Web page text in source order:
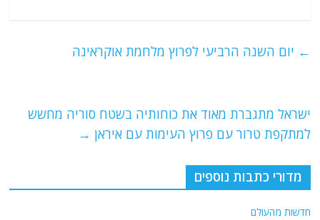
s
p
g
l
er
e
o
k
← יום השנה הרביעי לפרוץ מלחמת אוקראינה
ישראל מתגברת מאוד את כוחותיה בשטח סוריה מחשש
למתקפת טרור עם פרוץ העימות עם איראן →
מדורי כתבות נוספים
חדשות מהעולם